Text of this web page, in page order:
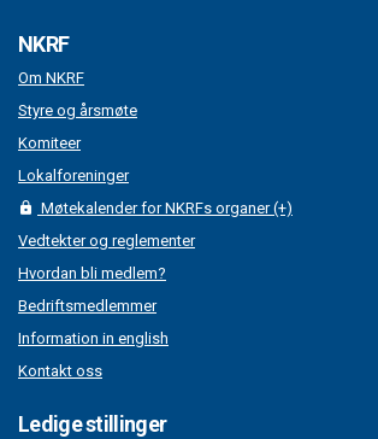
NKRF
Om NKRF
Styre og årsmøte
Komiteer
Lokalforeninger
Møtekalender for NKRFs organer (+)
Vedtekter og reglementer
Hvordan bli medlem?
Bedriftsmedlemmer
Information in english
Kontakt oss
Ledige stillinger